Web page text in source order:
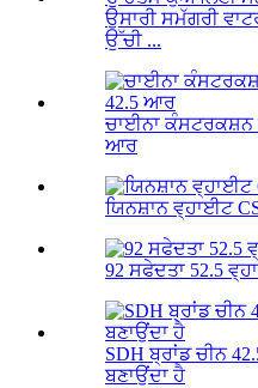
ਉਸਾਰੀ ਸਮੱਗਰੀ
ਉੱਚੀ ...
ਚਾਈਨਾ ਕੰਸਟਰਕਸ਼ਨ
ਆਰ
ਯਿਨਸ਼ਾਨ ਵ੍ਹਾਈਟ
92 ਸਫੇਦਤਾ 52.5
SDH ਬ੍ਰਾਂਡ ਚੀਨ
ਬਣਾਉਂਦਾ ਹੈ